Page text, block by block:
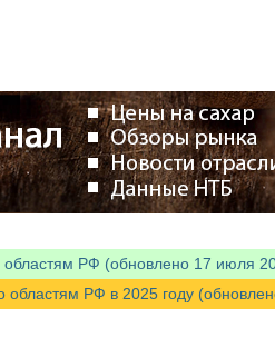
РФ (обновлено 17 июля
РФ в 2025 году